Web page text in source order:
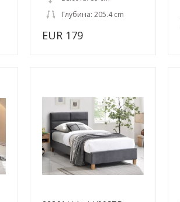
Глубина: 205.4 cm
EUR 179